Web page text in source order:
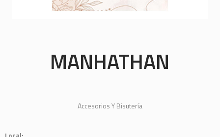
MANHATHAN
Accesorios Y Bisutería